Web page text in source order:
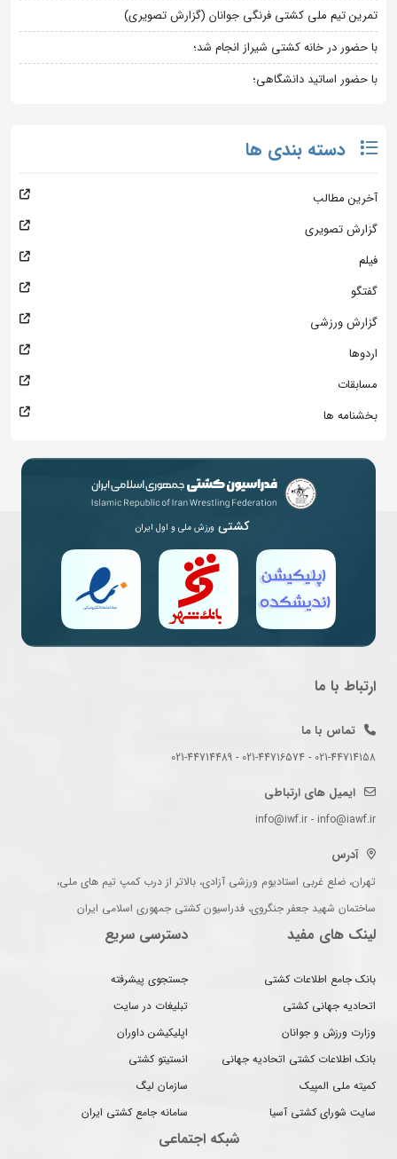
تمرین تیم ملی کشتی فرنگی جوانان (گزارش تصویری)
با حضور در خانه کشتی شیراز انجام شد؛
با حضور اساتید دانشگاهی؛
دسته بندی ها
آخرین مطالب
گزارش تصویری
فیلم
گفتگو
گزارش ورزشی
اردوها
مسابقات
بخشنامه ها
کشتی ورزش ملی و اول ایران
ارتباط با ما
تماس با ما
021-44714158 - 021-44716574 - 021-44714489
ایمیل های ارتباطی
info@iwf.ir - info@iawf.ir
آدرس
تهران، ضلع غربی استادیوم ورزشی آزادی، بالاتر از درب کمپ تیم های ملی،
ساختمان شهید جعفر جنگروی، فدراسیون کشتی جمهوری اسلامی ایران
لینک های مفید
بانک جامع اطلاعات کشتی
اتحادیه جهانی کشتی
وزارت ورزش و جوانان
بانک اطلاعات کشتی اتحادیه جهانی
کمیته ملی المپیک
سایت شورای کشتی آسیا
دسترسی سریع
جستجوی پیشرفته
تبلیغات در سایت
اپلیکیشن داوران
انستیتو کشتی
سازمان لیگ
سامانه جامع کشتی ایران
شبکه اجتماعی